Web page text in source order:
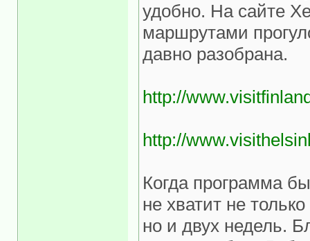
удобно. На сайте
маршрутами
давно разобрана.
http://
http://
Когда программа
не хватит не
но и двух недель.